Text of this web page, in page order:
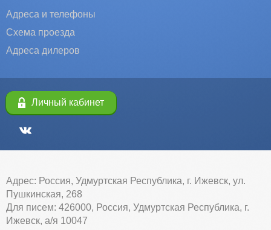
Адреса и телефоны
Схема проезда
Адреса дилеров
Личный кабинет
Адрес: Россия, Удмуртская Республика, г. Ижевск, ул.
Пушкинская, 268
Для писем: 426000, Россия, Удмуртская Республика, г.
Ижевск, а/я 10047